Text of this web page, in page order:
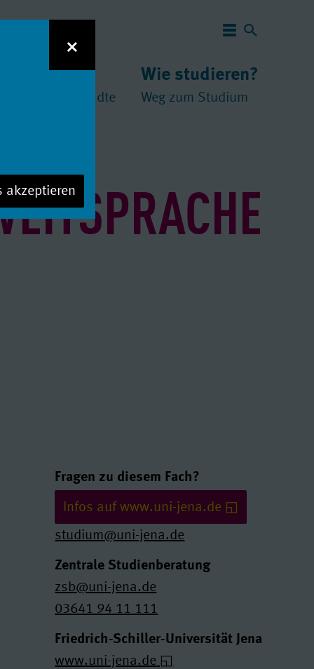
Navigation
studieren?
Städte
Wie studieren?
Weg zum Studium
Links und Kontakte
Fragen zu diesem Fach?
Infos auf www.uni-jena.de
studium@uni-jena.de
Zentrale Studienberatung
zsb@uni-jena.de
03641 94 11 111
Friedrich-Schiller-Universität Jena
www.uni-jena.de
×
akzeptieren